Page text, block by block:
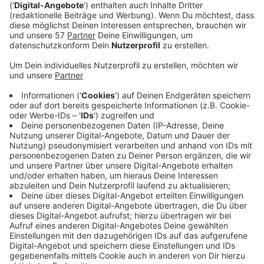
sein Handy.
Veröffentlicht:Dienstag, 18.06.2019 00:00
Anzeige
Jogi Löw ist der schönste Bundestrainer aller Zeiten
und aller Zeiten, die da noch kommen werden und noch
dreimal hin und zurück. Quasi im Alleingang hat er aus
einem rüden Haufen die "Fashion's -Eleven" geformt.
Selbstverständlich immer dabei: Sein Handy, mit dem
er in lieb gewonnener Manier per Sprachnachricht von
seinen Erlebnissen berichtet.
Eben Jogis Sprachnachricht, die Fußball-Comedy.
Anzeige